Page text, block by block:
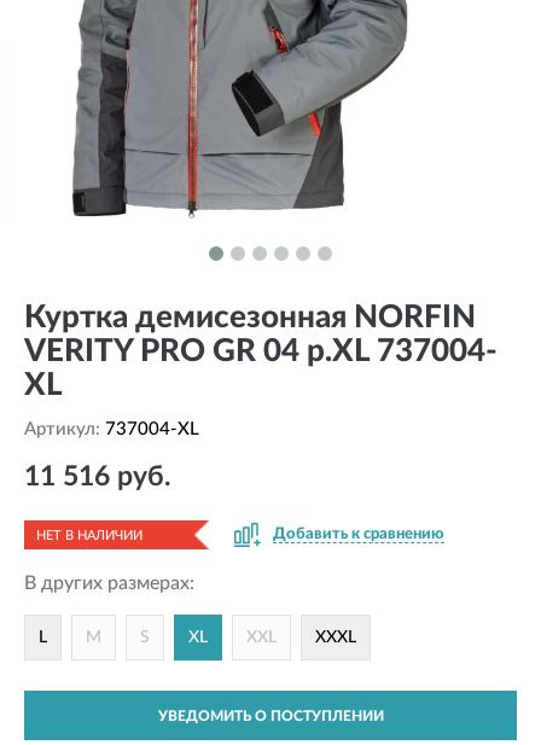
Куртка демисезонная NORFIN
VERITY PRO GR 04 р.XL 737004-
XL
Артикул: 737004-XL
11 516 руб.
НЕТ В НАЛИЧИИ Добавить к сравнению
В других размерах:
L M S XL XXL XXXL
УВЕДОМИТЬ О ПОСТУПЛЕНИИ